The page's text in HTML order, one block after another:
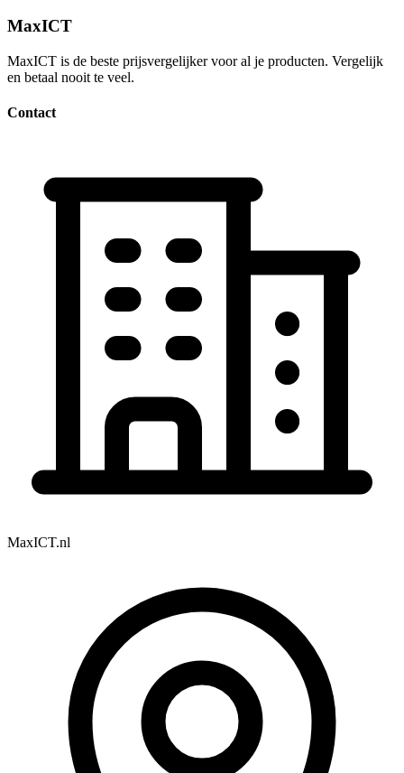
MaxICT
MaxICT is de beste prijsvergelijker voor al je producten. Vergelijk
en betaal nooit te veel.
Contact
MaxICT.nl